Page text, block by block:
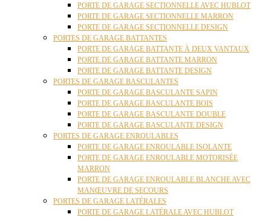
PORTE DE GARAGE SECTIONNELLE AVEC HUBLOT
PORTE DE GARAGE SECTIONNELLE MARRON
PORTE DE GARAGE SECTIONNELLE DESIGN
PORTES DE GARAGE BATTANTES
PORTE DE GARAGE BATTANTE À DEUX VANTAUX
PORTE DE GARAGE BATTANTE MARRON
PORTE DE GARAGE BATTANTE DESIGN
PORTES DE GARAGE BASCULANTES
PORTE DE GARAGE BASCULANTE SAPIN
PORTE DE GARAGE BASCULANTE BOIS
PORTE DE GARAGE BASCULANTE DOUBLE
PORTE DE GARAGE BASCULANTE DESIGN
PORTES DE GARAGE ENROULABLES
PORTE DE GARAGE ENROULABLE ISOLANTE
PORTE DE GARAGE ENROULABLE MOTORISÉE
MARRON
PORTE DE GARAGE ENROULABLE BLANCHE AVEC
MANŒUVRE DE SECOURS
PORTES DE GARAGE LATÉRALES
PORTE DE GARAGE LATÉRALE AVEC HUBLOT